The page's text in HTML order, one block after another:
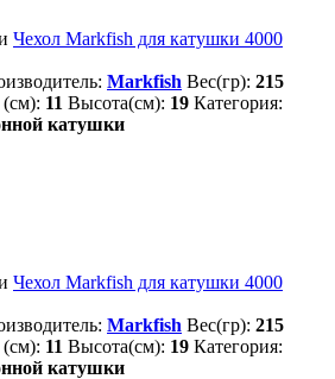
Чехол Markfish для катушки 4000
Markfish Вес(гр): 215
11 Высота(см): 19 Категория:
катушки
Чехол Markfish для катушки 4000
Markfish Вес(гр): 215
11 Высота(см): 19 Категория:
катушки